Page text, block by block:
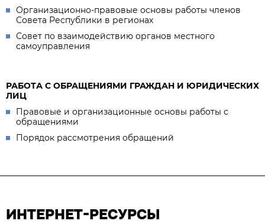
Организационно-правовые основы работы членов
Совета Республики в регионах
Совет по взаимодействию органов местного
самоуправления
РАБОТА С ОБРАЩЕНИЯМИ ГРАЖДАН И ЮРИДИЧЕСКИХ
ЛИЦ
Правовые и организационные основы работы с
обращениями
Порядок рассмотрения обращений
ИНТЕРНЕТ-РЕСУРСЫ